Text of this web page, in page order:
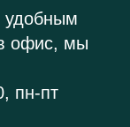
офис, мы
пн-пт